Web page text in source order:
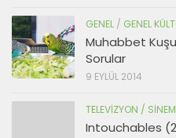
GENEL / GENEL
Muhabbet Kuşu
Sorular
9 EYLÜL 2014
TELEVIZYON /
Intouchables